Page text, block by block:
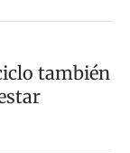
también